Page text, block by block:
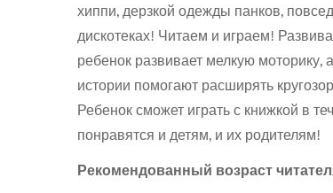
хиппи, дерзкой одежды панков,
дискотеках! Читаем и играем!
ребенок развивает мелкую моторику,
истории помогают расширять
Ребенок сможет играть с книжкой в
понравятся и детям, и их родителям!
Рекомендованный возраст